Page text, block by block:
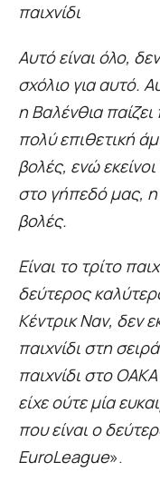
παιχνίδι
Αυτό είναι όλο,
σχόλιο για αυτό.
η Βαλένθια
πολύ επιθετική
βολές, ενώ
στο γήπεδό μας, η
βολές.
Είναι το τρίτο
δεύτερος
Κέντρικ Ναν, δεν
παιχνίδι στη
παιχνίδι στο
είχε ούτε μία
που είναι ο
EuroLeague».